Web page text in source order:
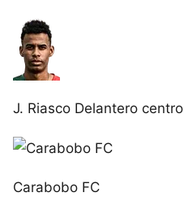
J. Riasco Delantero centro
Carabobo FC